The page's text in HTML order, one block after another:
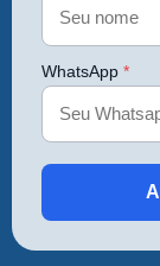
WhatsApp *